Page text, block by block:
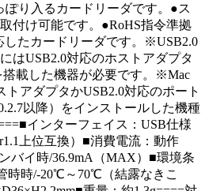
ぽり入るカードリーダです。●ス
付け可能です。●RoHS指令準拠
したカードリーダです。※USB2.0
はUSB2.0対応のホストアダプタ
搭載した機器が必要です。※Mac
トアダプタかUSB2.0対応のポート
以降）をインストールした機種
インターフェイス：USB仕様
上位互換）■消費電流：動作
バイ時/36.9mA（MAX）■環境条
時/-20℃～70℃（結露なきこ